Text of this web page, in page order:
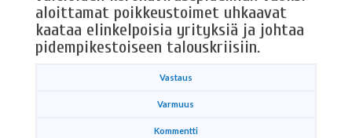
aloittamat poikkeustoimet uhkaavat
kaataa elinkelpoisia yrityksiä ja johtaa
pidempikestoiseen talouskriisiin.
Vastaus
Varmuus
Kommentti